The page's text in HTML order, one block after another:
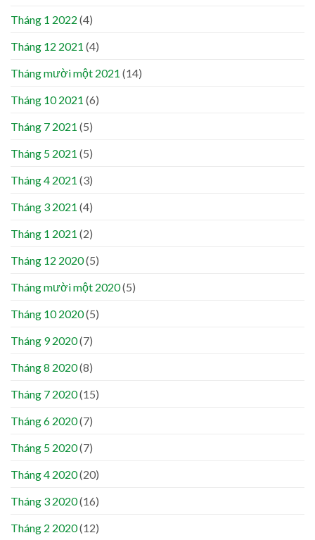
Tháng 1 2022 (4)
Tháng 12 2021 (4)
Tháng mười một 2021 (14)
Tháng 10 2021 (6)
Tháng 7 2021 (5)
Tháng 5 2021 (5)
Tháng 4 2021 (3)
Tháng 3 2021 (4)
Tháng 1 2021 (2)
Tháng 12 2020(5)
Tháng mười một 2020(5)
Tháng 10 2020(5)
Tháng 9 2020(7)
Tháng 8 2020(8)
Tháng 7 2020(15)
Tháng 6 2020(7)
Tháng 5 2020(7)
Tháng 4 2020(20)
Tháng 3 2020(16)
Tháng 2 2020(12)